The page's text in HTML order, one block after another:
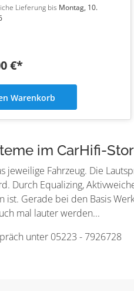
Lieferung bis Montag, 10.
€*
Warenkorb
im CarHifi-
Fahrzeug. Die
Durch Equalizing,
Gerade bei den Basis
mal lauter werden...
unter 05223 - 7926728